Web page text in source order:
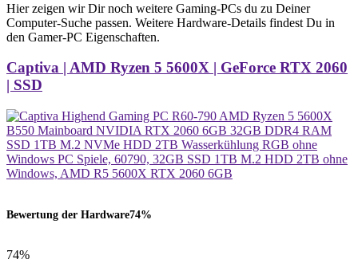
Hier zeigen wir Dir noch weitere Gaming-PCs du zu Deiner
Computer-Suche passen. Weitere Hardware-Details findest Du in
den Gamer-PC Eigenschaften.
Captiva | AMD Ryzen 5 5600X | GeForce RTX 2060
| SSD
Bewertung der Hardware74%
74%